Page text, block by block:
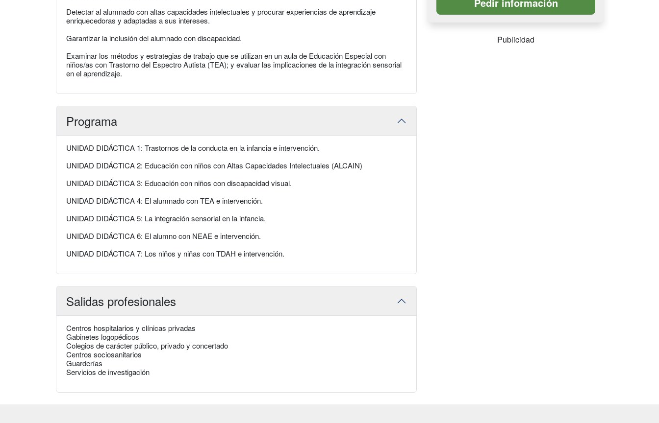
Detectar al alumnado con altas capacidades intelectuales y procurar experiencias de aprendizaje
enriquecedoras y adaptadas a sus intereses.
Garantizar la inclusión del alumnado con discapacidad.
Examinar los métodos y estrategias de trabajo que se utilizan en un aula de Educación Especial con
niños/as con Trastorno del Espectro Autista (TEA); y evaluar las implicaciones de la integración sensorial
en el aprendizaje.
Programa
UNIDAD DIDÁCTICA 1: Trastornos de la conducta en la infancia e intervención.
UNIDAD DIDÁCTICA 2: Educación con niños con Altas Capacidades Intelectuales (ALCAIN)
UNIDAD DIDÁCTICA 3: Educación con niños con discapacidad visual.
UNIDAD DIDÁCTICA 4: El alumnado con TEA e intervención.
UNIDAD DIDÁCTICA 5: La integración sensorial en la infancia.
UNIDAD DIDÁCTICA 6: El alumno con NEAE e intervención.
UNIDAD DIDÁCTICA 7: Los niños y niñas con TDAH e intervención.
Salidas profesionales
Centros hospitalarios y clínicas privadas
Gabinetes logopédicos
Colegios de carácter público, privado y concertado
Centros sociosanitarios
Guarderías
Servicios de investigación
Publicidad